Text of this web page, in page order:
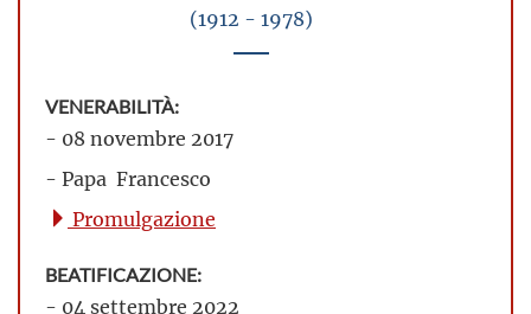
(1912 - 1978)
VENERABILITÀ:
- 08 novembre 2017
- Papa Francesco
Promulgazione
BEATIFICAZIONE:
- 04 settembre 2022